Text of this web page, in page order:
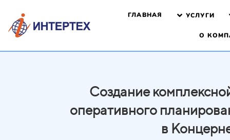
ГЛАВНАЯ УСЛУГИ
О
Создание
оперативного
в